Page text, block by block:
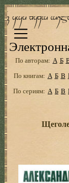
По авторам: А Б
По книгам: А Б В
По сериям: А Б В